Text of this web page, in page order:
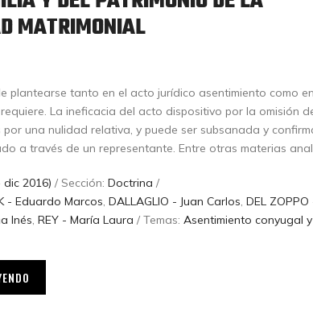
MATRIMONIAL
plantearse tanto en el acto jurídico asentimiento como
La ineficacia del acto dispositivo por la omisión
por una nulidad relativa, y puede ser subsanada y
a través de un representante. Entre otras materias
2016) / Sección: Doctrina /
- Eduardo Marcos, DALLAGLIO - Juan Carlos, DEL
Inés, REY - María Laura / Temas: Asentimiento conyugal y